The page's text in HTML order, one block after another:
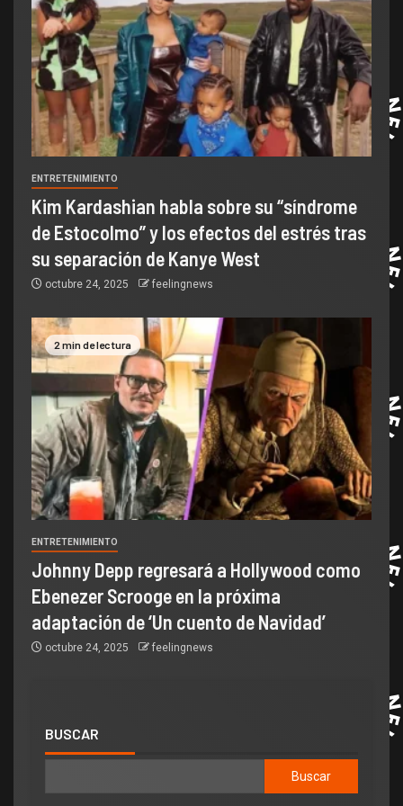
ENTRETENIMIENTO
Kim Kardashian habla sobre su “síndrome
de Estocolmo” y los efectos del estrés tras
su separación de Kanye West
octubre 24, 2025 feelingnews
2 min de lectura
ENTRETENIMIENTO
Johnny Depp regresará a Hollywood como
Ebenezer Scrooge en la próxima
adaptación de ‘Un cuento de Navidad’
octubre 24, 2025 feelingnews
BUSCAR
Buscar